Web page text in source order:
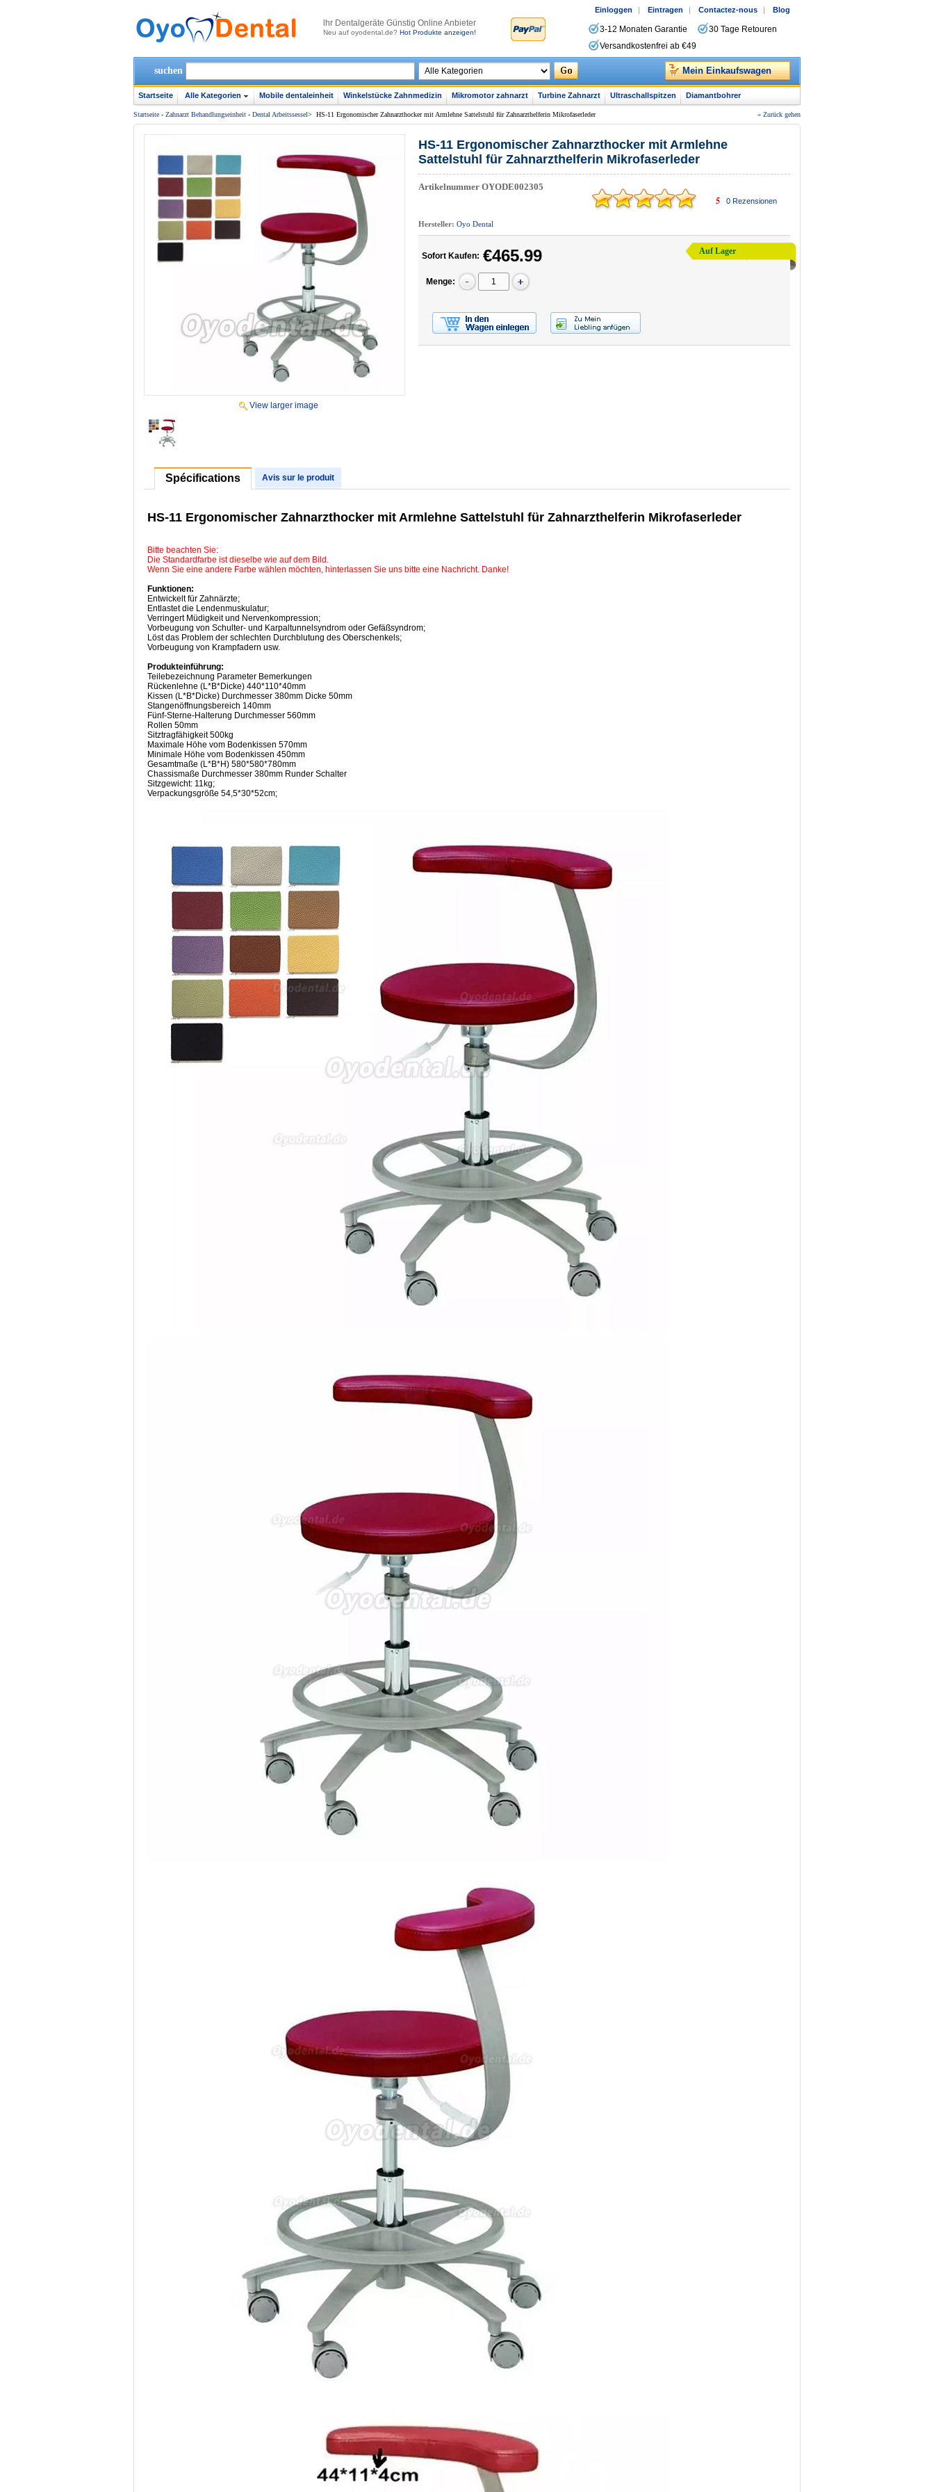
lhr Dentalgeräte Günstig Online Anbieter
Neu auf oyodental.de? Hot Produkte anzeigen!
Einloggen | Eintragen | Contactez-nous | Blog
3-12 Monaten Garantie
30 Tage Retouren
Versandkostenfrei ab €49
suchen Mein Einkaufswagen
Startseite Alle Kategorien Mobile dentaleinheit Winkelstücke Zahnmedizin Mikromotor zahnarzt Turbine Zahnarzt Ultraschallspitzen Diamantbohrer
Startseite - Zahnarzt Behandlungseinheit - Dental Arbeitssessel> HS-11 Ergonomischer Zahnarzthocker mit Armlehne Sattelstuhl für Zahnarzthelferin Mikrofaserleder « Zurück gehen
View larger image
HS-11 Ergonomischer Zahnarzthocker mit Armlehne
Sattelstuhl für Zahnarzthelferin Mikrofaserleder
Artikelnummer OYODE002305
5 0Rezensionen
Hersteller: Oyo Dental
Auf Lager
Sofort Kaufen: €465.99
Menge:
Spécifications Avis sur le produit
HS-11 Ergonomischer Zahnarzthocker mit Armlehne Sattelstuhl für Zahnarzthelferin Mikrofaserleder
Bitte beachten Sie:
Die Standardfarbe ist dieselbe wie auf dem Bild.
Wenn Sie eine andere Farbe wählen möchten, hinterlassen Sie uns bitte eine Nachricht. Danke!
Funktionen:
Entwickelt für Zahnärzte;
Entlastet die Lendenmuskulatur;
Verringert Müdigkeit und Nervenkompression;
Vorbeugung von Schulter- und Karpaltunnelsyndrom oder Gefäßsyndrom;
Löst das Problem der schlechten Durchblutung des Oberschenkels;
Vorbeugung von Krampfadern usw.
Produkteinführung:
Teilebezeichnung Parameter Bemerkungen
Rückenlehne (L*B*Dicke) 440*110*40mm
Kissen (L*B*Dicke) Durchmesser 380mm Dicke 50mm
Stangenöffnungsbereich 140mm
Fünf-Sterne-Halterung Durchmesser 560mm
Rollen 50mm
Sitztragfähigkeit 500kg
Maximale Höhe vom Bodenkissen 570mm
Minimale Höhe vom Bodenkissen 450mm
Gesamtmaße (L*B*H) 580*580*780mm
Chassismaße Durchmesser 380mm Runder Schalter
Sitzgewicht: 11kg;
Verpackungsgröße 54,5*30*52cm;